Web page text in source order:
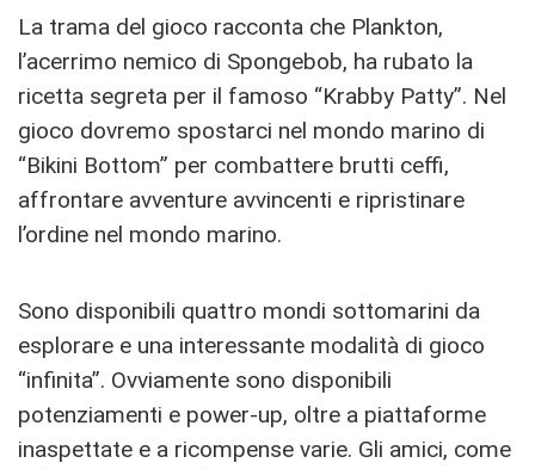
La trama del gioco racconta che Plankton,
l’acerrimo nemico di Spongebob, ha rubato la
ricetta segreta per il famoso “Krabby Patty”. Nel
gioco dovremo spostarci nel mondo marino di
“Bikini Bottom” per combattere brutti ceffi,
affrontare avventure avvincenti e ripristinare
l’ordine nel mondo marino.
Sono disponibili quattro mondi sottomarini da
esplorare e una interessante modalità di gioco
“infinita”. Ovviamente sono disponibili
potenziamenti e power-up, oltre a piattaforme
inaspettate e a ricompense varie. Gli amici, come